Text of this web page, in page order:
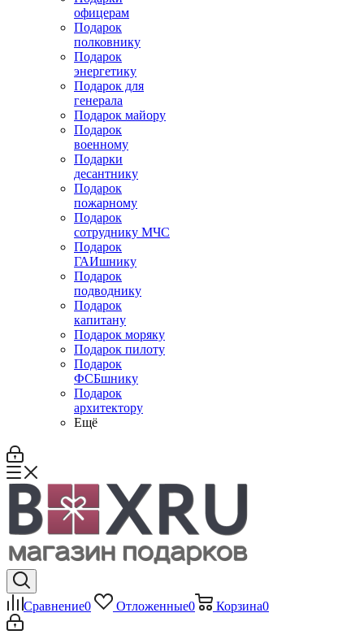
офицерам
Подарок
полковнику
Подарок
энергетику
Подарок для
генерала
Подарок майору
Подарок
военному
Подарки
десантнику
Подарок
пожарному
Подарок
сотруднику МЧС
Подарок
ГАИшнику
Подарок
подводнику
Подарок
капитану
Подарок моряку
Подарок пилоту
Подарок
ФСБшнику
Подарок
архитектору
Ещё
Сравнение0 Отложенные0 Корзина0